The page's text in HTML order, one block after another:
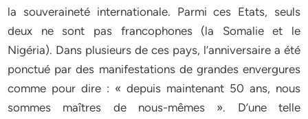
la souveraineté internationale. Parmi ces Etats, seuls
deux ne sont pas francophones (la Somalie et le
Nigéria). Dans plusieurs de ces pays, l’anniversaire a été
ponctué par des manifestations de grandes envergures
comme pour dire : « depuis maintenant 50 ans, nous
sommes maîtres de nous-mêmes ». D’une telle